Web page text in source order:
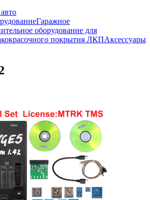
Гаражное
оборудование для
покрытия ЛКПАксессуары